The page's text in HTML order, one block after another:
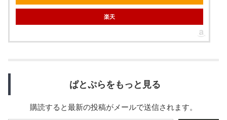
楽天
ぱとぷらをもっと見る
購読すると最新の投稿がメールで送信されます。